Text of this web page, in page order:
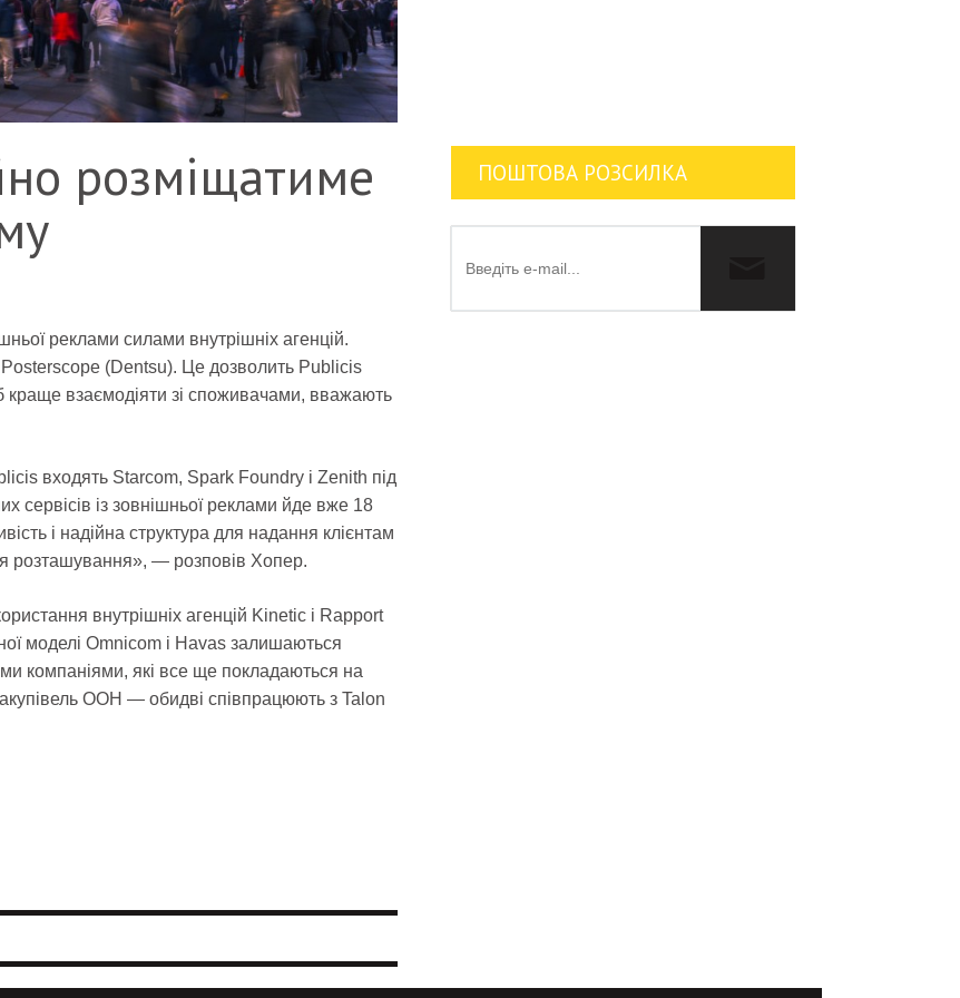
розміщатиме
реклами силами внутрішніх агенцій.
(Dentsu). Це дозволить Publicis
краще взаємодіяти зі споживачами, вважають
входять Starcom, Spark Foundry і Zenith під
сервісів із зовнішньої реклами йде вже 18
і надійна структура для надання клієнтам
розташування», — розповів Хопер.
внутрішніх агенцій Kinetic і Rapport
моделі Omnicom і Havas залишаються
компаніями, які все ще покладаються на
OOH — обидві співпрацюють з Talon
ПОШТОВА РОЗСИЛКА